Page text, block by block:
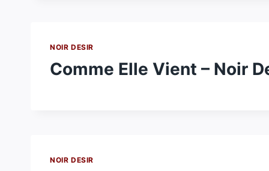
NOIR DESIR
Comme Elle Vient – Noir
NOIR DESIR